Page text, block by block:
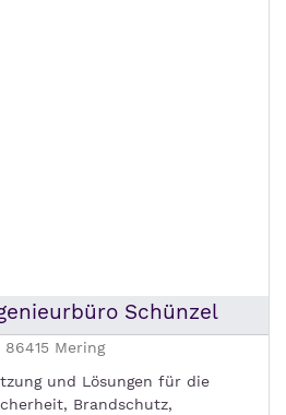
Schünzel
86415 Mering
und Lösungen für die
Brandschutz,